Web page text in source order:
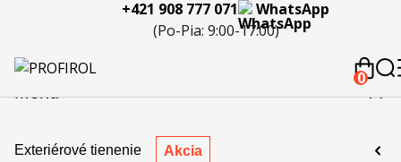
Servis a
reklamácie
KontaktyKariéraSpolupráca
777 071
+421 908 777 071
WhatsApp
(Po-Pia: 9:00-17:00)
0
Menu
Exteriérové tienenie Akcia